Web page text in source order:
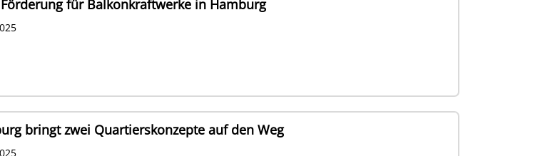
für Balkonkraftwerke in Hamburg
bringt zwei Quartierskonzepte auf den Weg